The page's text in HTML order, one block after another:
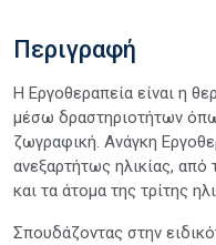
Περιγραφή
Η Εργοθεραπεία είναι η
μέσω δραστηριοτήτων
ζωγραφική. Ανάγκη
ανεξαρτήτως ηλικίας, από
και τα άτομα της τρίτης
Σπουδάζοντας στην